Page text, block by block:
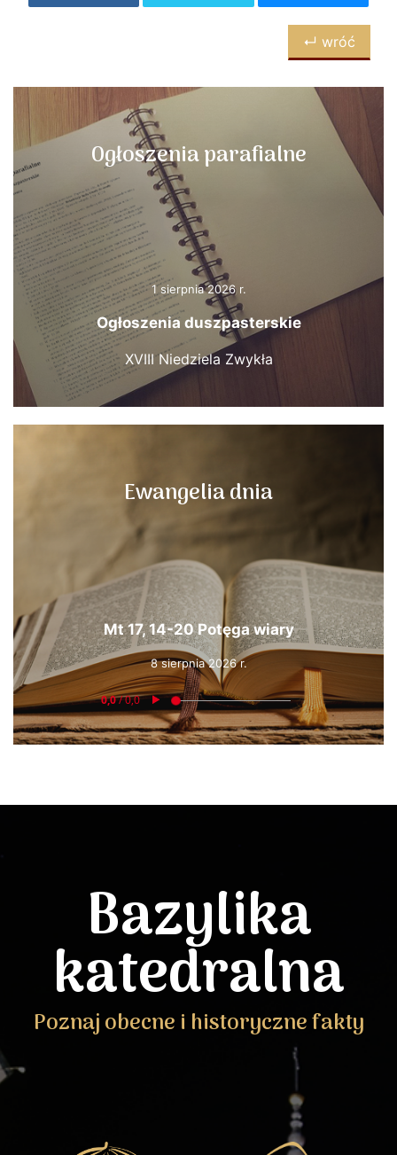
↵ wróć
Ogłoszenia parafialne
1 sierpnia 2026 r.
Ogłoszenia duszpasterskie
XVIII Niedziela Zwykła
Ewangelia dnia
Mt 17, 14-20 Potęga wiary
8 sierpnia 2026 r.
Bazylika
katedralna
Poznaj obecne i historyczne fakty